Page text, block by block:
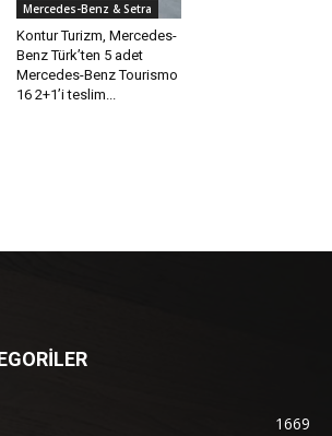
Mercedes-Benz & Setra
Kontur Turizm, Mercedes-
Benz Türk’ten 5 adet
Mercedes-Benz Tourismo
16 2+1’i teslim...
1669